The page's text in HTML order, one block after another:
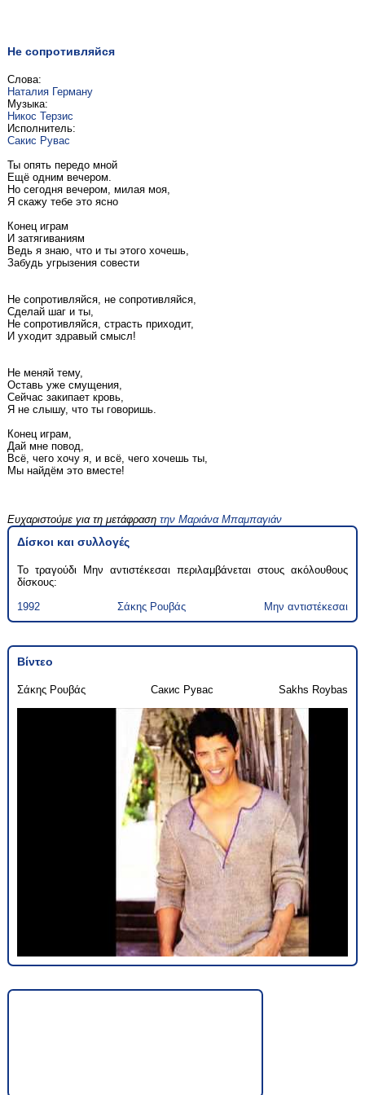
Не сопротивляйся
Слова:
Наталия Герману
Музыка:
Никос Терзис
Исполнитель:
Сакис Рувас
Ты опять передо мной
Ещё одним вечером.
Но сегодня вечером, милая моя,
Я скажу тебе это ясно
Конец играм
И затягиваниям
Ведь я знаю, что и ты этого хочешь,
Забудь угрызения совести
Не сопротивляйся, не сопротивляйся,
Сделай шаг и ты,
Не сопротивляйся, страсть приходит,
И уходит здравый смысл!
Не меняй тему,
Оставь уже смущения,
Сейчас закипает кровь,
Я не слышу, что ты говоришь.
Конец играм,
Дай мне повод,
Всё, чего хочу я, и всё, чего хочешь ты,
Мы найдём это вместе!
Ευχαριστούμε για τη μετάφραση την Μαριάνα Μπαμπαγιάν
Δίσκοι και συλλογές
Το τραγούδι Μην αντιστέκεσαι περιλαμβάνεται στους ακόλουθους
δίσκους:
1992
Σάκης Ρουβάς Μην αντιστέκεσαι
Βίντεο
Σάκης Ρουβάς Сакис Рувас Sakhs Roybas